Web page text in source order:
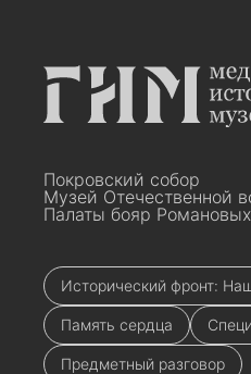
Покровский собор
Музей Отечественной
Палаты бояр Романовых
Исторический фронт:
Память сердца
Предметный разговор